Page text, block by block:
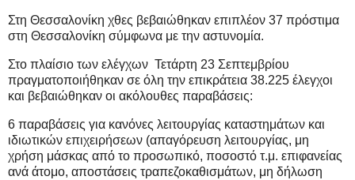
Στη Θεσσαλονίκη χθες βεβαιώθηκαν επιπλέον 37 πρόστιμα
στη Θεσσαλονίκη σύμφωνα με την αστυνομία.
Στο πλαίσιο των ελέγχων Τετάρτη 23 Σεπτεμβρίου
πραγματοποιήθηκαν σε όλη την επικράτεια 38.225 έλεγχοι
και βεβαιώθηκαν οι ακόλουθες παραβάσεις:
6 παραβάσεις για κανόνες λειτουργίας καταστημάτων και
ιδιωτικών επιχειρήσεων (απαγόρευση λειτουργίας, μη
χρήση μάσκας από το προσωπικό, ποσοστό τ.μ. επιφανείας
ανά άτομο, αποστάσεις τραπεζοκαθισμάτων, μη δήλωση